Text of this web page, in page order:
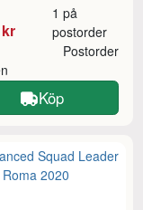
1 på
postorder
Postorder
Köp